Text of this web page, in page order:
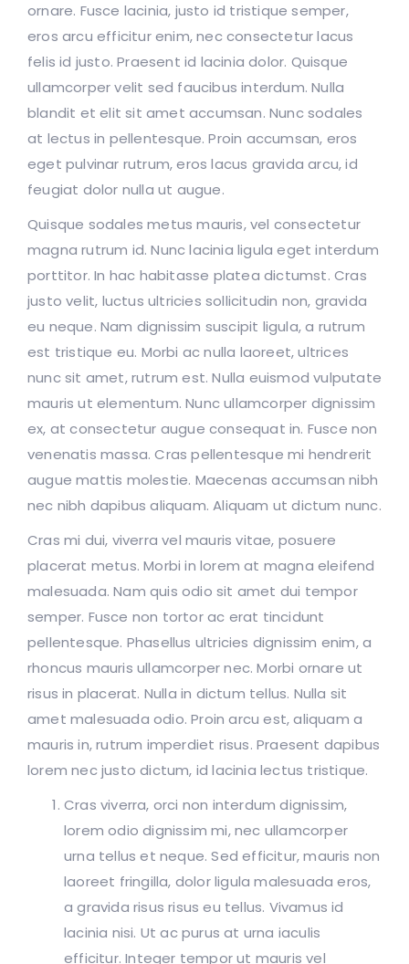
ornare. Fusce lacinia, justo id tristique semper,
eros arcu efficitur enim, nec consectetur lacus
felis id justo. Praesent id lacinia dolor. Quisque
ullamcorper velit sed faucibus interdum. Nulla
blandit et elit sit amet accumsan. Nunc sodales
at lectus in pellentesque. Proin accumsan, eros
eget pulvinar rutrum, eros lacus gravida arcu, id
feugiat dolor nulla ut augue.
Quisque sodales metus mauris, vel consectetur
magna rutrum id. Nunc lacinia ligula eget interdum
porttitor. In hac habitasse platea dictumst. Cras
justo velit, luctus ultricies sollicitudin non, gravida
eu neque. Nam dignissim suscipit ligula, a rutrum
est tristique eu. Morbi ac nulla laoreet, ultrices
nunc sit amet, rutrum est. Nulla euismod vulputate
mauris ut elementum. Nunc ullamcorper dignissim
ex, at consectetur augue consequat in. Fusce non
venenatis massa. Cras pellentesque mi hendrerit
augue mattis molestie. Maecenas accumsan nibh
nec nibh dapibus aliquam. Aliquam ut dictum nunc.
Cras mi dui, viverra vel mauris vitae, posuere
placerat metus. Morbi in lorem at magna eleifend
malesuada. Nam quis odio sit amet dui tempor
semper. Fusce non tortor ac erat tincidunt
pellentesque. Phasellus ultricies dignissim enim, a
rhoncus mauris ullamcorper nec. Morbi ornare ut
risus in placerat. Nulla in dictum tellus. Nulla sit
amet malesuada odio. Proin arcu est, aliquam a
mauris in, rutrum imperdiet risus. Praesent dapibus
lorem nec justo dictum, id lacinia lectus tristique.
Cras viverra, orci non interdum dignissim,
lorem odio dignissim mi, nec ullamcorper
urna tellus et neque. Sed efficitur, mauris non
laoreet fringilla, dolor ligula malesuada eros,
a gravida risus risus eu tellus. Vivamus id
lacinia nisi. Ut ac purus at urna iaculis
efficitur. Integer tempor ut mauris vel